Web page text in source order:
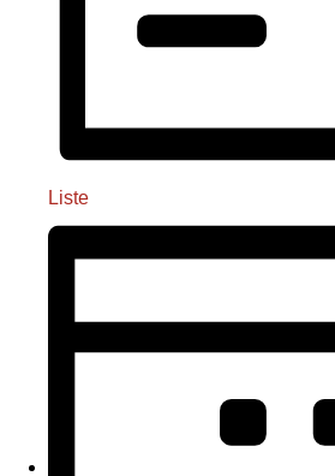
Liste